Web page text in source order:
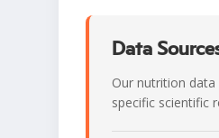
Data
Our nutrition
specific scientific